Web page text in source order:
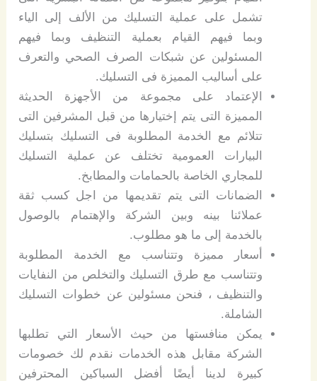
تشمل على عملية التسليك من الألف إلى الياء
وبما فيهم القيام بعملية التنظيف وبما فيهم
المسئولين عن شبكات الصرف الصحي والتعرف
على أساليب المميزة فى التسليك.
الإعتماد على مجموعة من الأجهزة الحديثة
المميزة التى يتم إختيارها من قبل المشرفين التى
تتلائم مع الخدمة المطلوبة فى التسليك بتسليك
البيارات العمومية تختلف عن عملية التسليك
للمجاري الخاصة بالحمامات والمطابخ.
الضمانات التى يتم تقديمها من اجل كسب ثقة
عملائنا بينه وبين الشركة والإهتمام بالوصول
بالخدمة إلى ما هو مطلوب.
أسعار مميزة وتتناسب مع الخدمة المطلوبة
وتتناسب مع طرق التسليك والتخلص من النفايات
والتنظيف ، فنحن مسئولين عن خطوات التسليك
الشاملة.
يمكن منافستها من حيث الأسعار التي تطلبها
الشركة مقابل هذه الخدمات نقدم لك خصومات
كبيرة لدينا أيضًا أفضل السباكين المحترفين